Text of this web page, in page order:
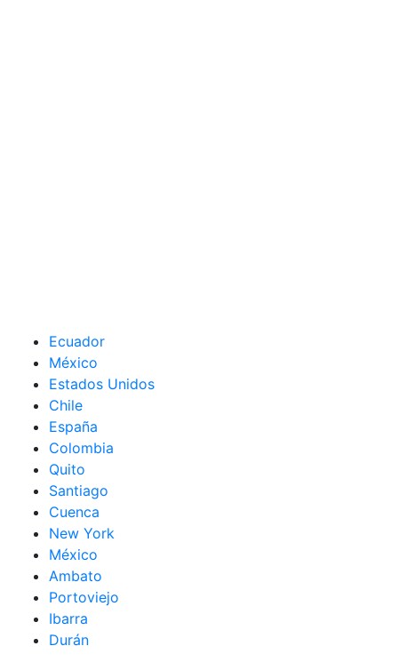
Ecuador
México
Estados Unidos
Chile
España
Colombia
Quito
Santiago
Cuenca
New York
México
Ambato
Portoviejo
Ibarra
Durán